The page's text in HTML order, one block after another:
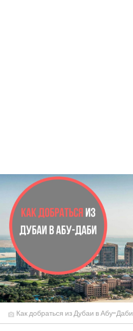
Как добраться из Дубаи в Абу-Даби